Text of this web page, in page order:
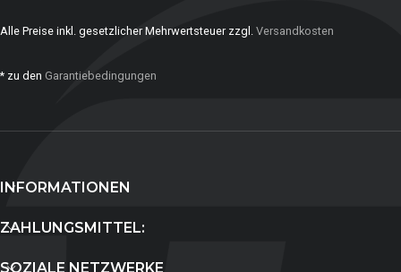
Alle Preise inkl. gesetzlicher Mehrwertsteuer zzgl. Versandkosten
* zu den Garantiebedingungen
INFORMATIONEN
ZAHLUNGSMITTEL:
SOZIALE NETZWERKE